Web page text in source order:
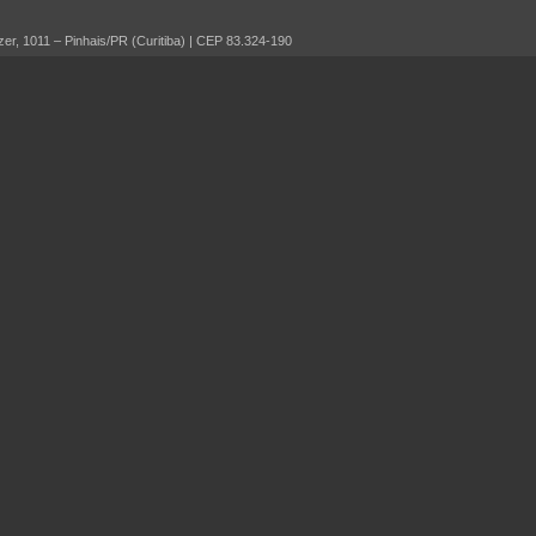
1011 – Pinhais/PR (Curitiba) | CEP 83.324-190